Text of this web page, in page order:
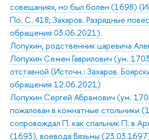
совещаниях, но был болен (1698)
По. С. 418; Захаров. Разрядные
обращения 03.06.2021).
Лопухин, родственник царевича
Лопухин Семен Гаврилович (ум.
отставной (Источн.: Захаров.
обращения 12.06.2021)
Лопухин Сергей Абрамович (ум.
пожалован в комнатные стольники
сопровождал П. как спальник П. в
(1693), воевода Вязьмы